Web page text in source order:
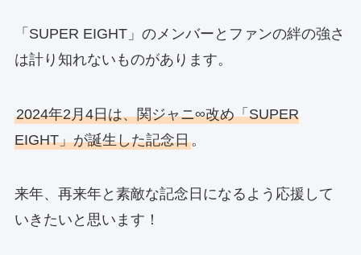
「SUPER EIGHT」のメンバーとファンの絆の強さ
は計り知れないものがあります。
2024年2月4日は、関ジャニ∞改め「SUPER
EIGHT」が誕生した記念日。
来年、再来年と素敵な記念日になるよう応援して
いきたいと思います！